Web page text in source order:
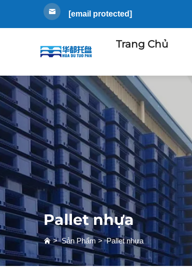
[email protected]
Trang Chủ
Pallet nhựa
>Sản Phẩm>Pallet nhựa